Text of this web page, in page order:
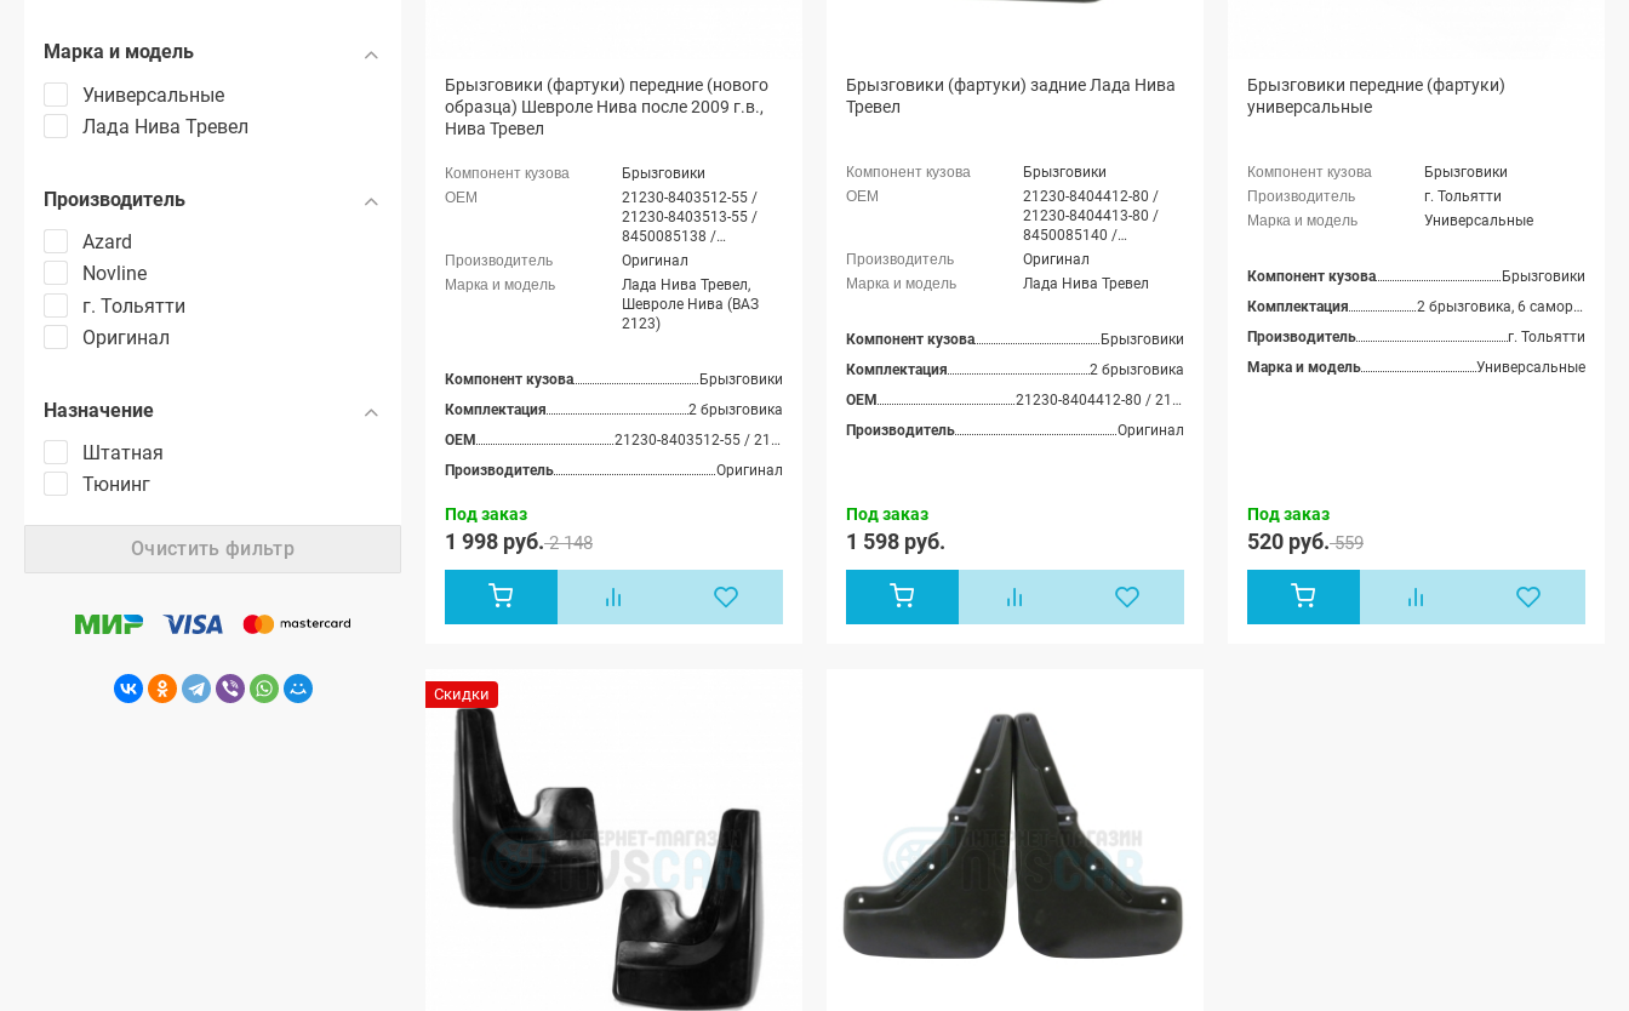
Марка и модель
Универсальные
Лада Нива Тревел
Производитель
Azard
Novline
г. Тольятти
Оригинал
Назначение
Штатная
Тюнинг
Очистить фильтр
Брызговики (фартуки) передние (нового
образца) Шевроле Нива после 2009 г.в.,
Нива Тревел
Брызговики
21230-8403512-55 /
21230-8403513-55 /
8450085138 /
8450085135
Оригинал
Лада Нива Тревел,
Шевроле Нива (ВАЗ
2123)
Компонент кузова
Брызговики
Комплектация
2 брызговика
OEM
21230-8403512-55 / 21230-8403513-55 / 8450085138 / 8450085135
Производитель
Оригинал
Под заказ
1 998 руб.2 148
Брызговики (фартуки) задние Лада Нива
Тревел
Брызговики
21230-8404412-80 /
21230-8404413-80 /
8450085140 /
8450085139
Оригинал
Лада Нива Тревел
Компонент кузова
Брызговики
Комплектация
2 брызговика
OEM
21230-8404412-80 / 21230-8404413-80 / 8450085140 / 8450085139
Производитель
Оригинал
Под заказ
1 598 руб.
Брызговики передние (фартуки)
универсальные
Брызговики
г. Тольятти
Универсальные
Компонент кузова
Брызговики
Комплектация
2 брызговика, 6 саморезов
Производитель
г. Тольятти
Марка и модель
Универсальные
Под заказ
520 руб.559
Скидки